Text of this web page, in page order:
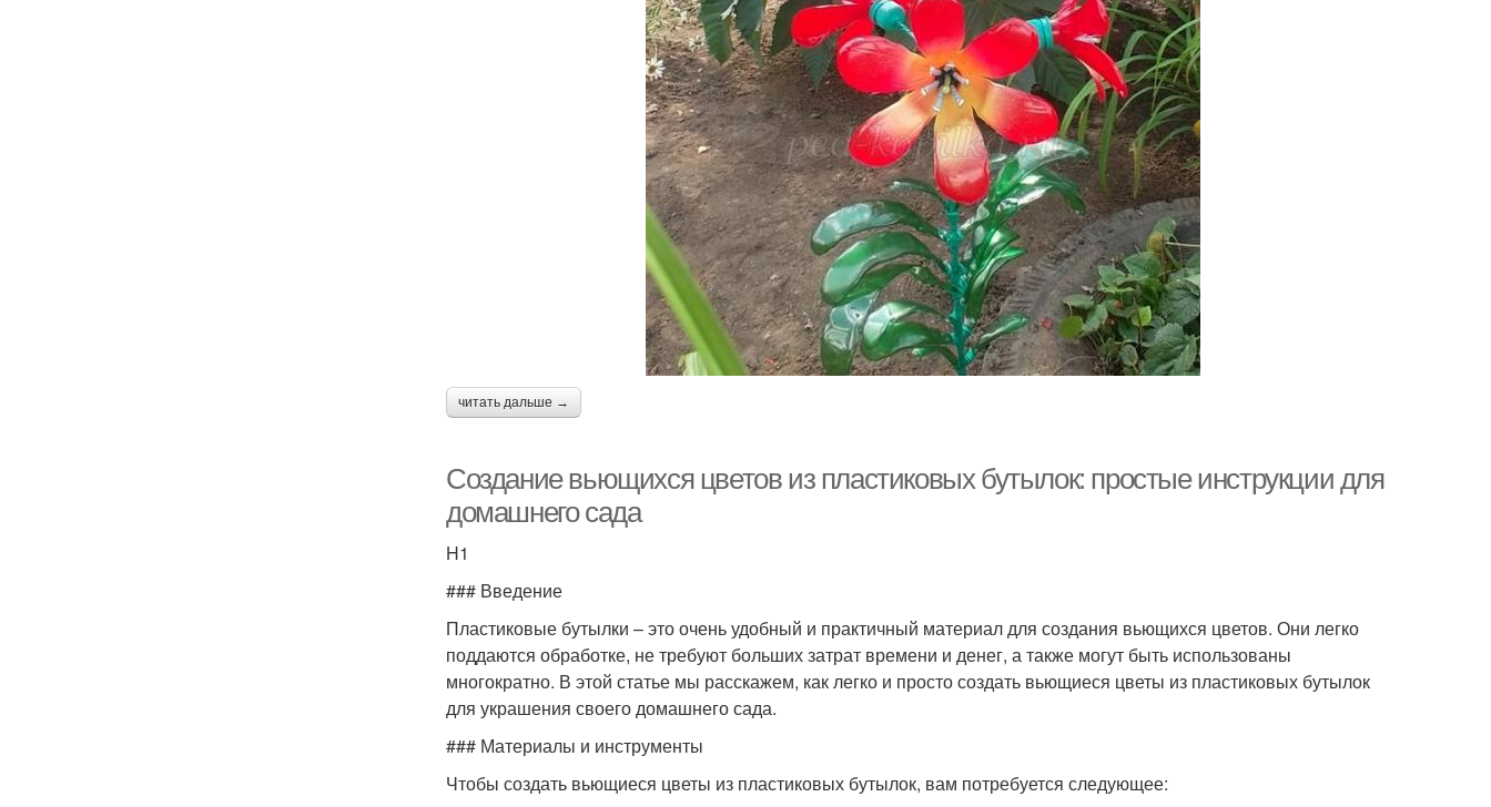
читать дальше →
Создание вьющихся цветов из пластиковых бутылок: простые инструкции для
домашнего сада
H1
### Введение
Пластиковые бутылки – это очень удобный и практичный материал для создания вьющихся цветов. Они легко
поддаются обработке, не требуют больших затрат времени и денег, а также могут быть использованы
многократно. В этой статье мы расскажем, как легко и просто создать вьющиеся цветы из пластиковых бутылок
для украшения своего домашнего сада.
### Материалы и инструменты
Чтобы создать вьющиеся цветы из пластиковых бутылок, вам потребуется следующее: